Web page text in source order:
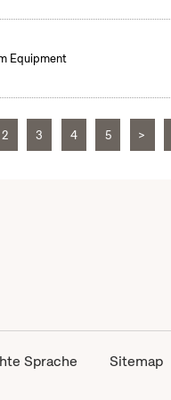
Equipment
2 3 4 5 >
Sprache Sitemap